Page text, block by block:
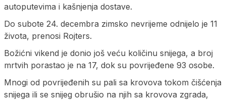
autoputevima i kašnjenja dostave.
Do subote 24. decembra zimsko nevrijeme odnijelo je 11
života, prenosi Rojters.
Božićni vikend je donio još veću količinu snijega, a broj
mrtvih porastao je na 17, dok su povrijeđene 93 osobe.
Mnogi od povrijeđenih su pali sa krovova tokom čišćenja
snijega ili se snijeg obrušio na njih sa krovova zgrada,